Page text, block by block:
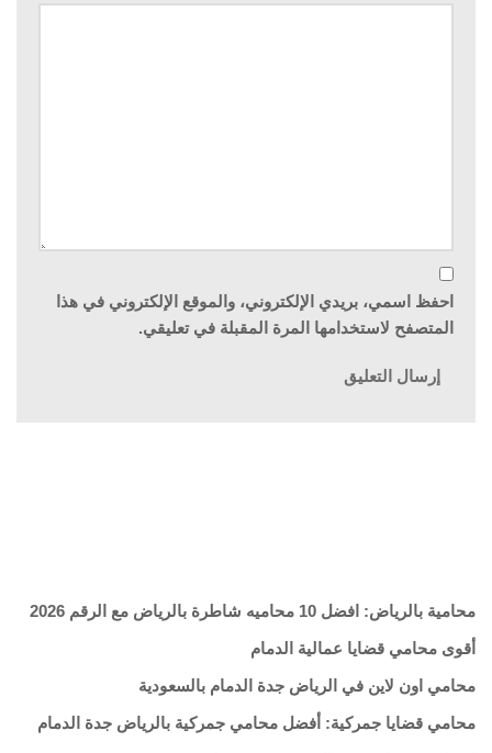
احفظ اسمي، بريدي الإلكتروني، والموقع الإلكتروني في هذا
المتصفح لاستخدامها المرة المقبلة في تعليقي.
محامية بالرياض: افضل 10 محاميه شاطرة بالرياض مع الرقم 2026
أقوى محامي قضايا عمالية الدمام
محامي اون لاين في الرياض جدة الدمام بالسعودية
محامي قضايا جمركية: أفضل محامي جمركية بالرياض جدة الدمام